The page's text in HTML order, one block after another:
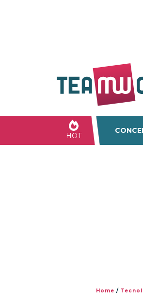
HOT
Home /